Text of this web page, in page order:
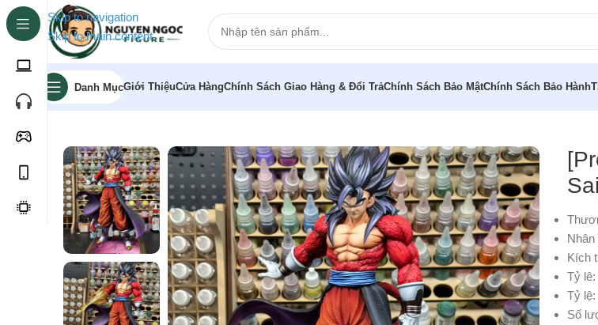
Skip to navigation
Skip to main content
Danh MụcGiới ThiệuCửa HàngChính Sách Giao Hàng & Đổi TrảChính Sách Bảo MậtChính Sách Bảo Hành
Trang chủ»
Nhân
Kích
Tỷ
Tỷ
Số